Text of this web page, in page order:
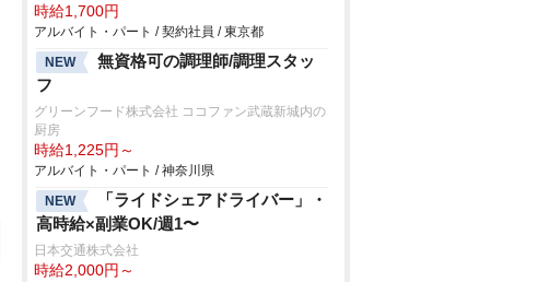
時給1,700円
アルバイト・パート / 契約社員 / 東京都
NEW
無資格可の調理師/調理スタッ
フ
グリーンフード株式会社 ココファン武蔵新城内の
厨房
時給1,225円～
アルバイト・パート / 神奈川県
NEW
「ライドシェアドライバー」・
高時給×副業OK/週1〜
日本交通株式会社
時給2,000円～